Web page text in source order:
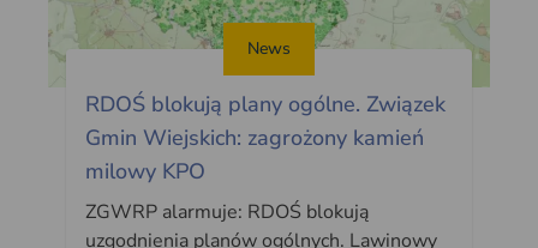
News
RDOŚ blokują plany ogólne. Związek
Gmin Wiejskich: zagrożony kamień
milowy KPO
ZGWRP alarmuje: RDOŚ blokują
uzgodnienia planów ogólnych. Lawinowy